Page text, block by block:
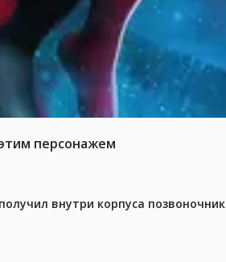
персонажем
внутри корпуса позвоночник